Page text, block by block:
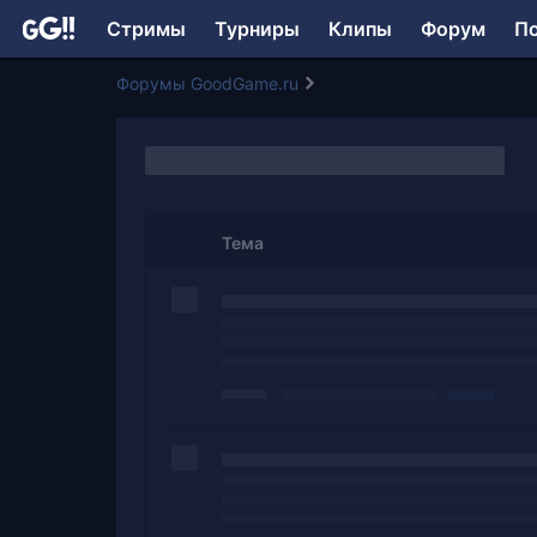
Стримы Турниры Клипы Форум
Форумы GoodGame.ru
Тема